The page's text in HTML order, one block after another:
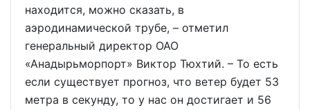
находится, можно сказать, в
аэродинамической трубе, – отметил
генеральный директор ОАО
«Анадырьморпорт» Виктор Тюхтий. – То есть
если существует прогноз, что ветер будет 53
метра в секунду, то у нас он достигает и 56